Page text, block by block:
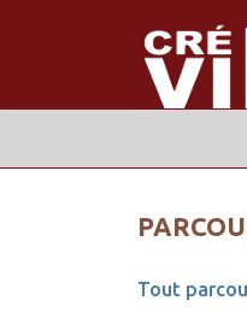
Tout